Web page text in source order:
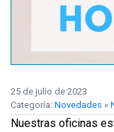
25 de julio de 2023
Categoría: Novedades »
Nuestras oficinas